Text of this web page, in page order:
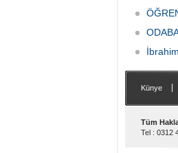
Künye
Tüm
Tel : 0312